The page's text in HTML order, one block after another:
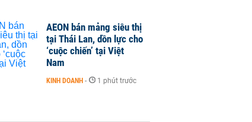
AEON bán mảng siêu thị
tại Thái Lan, dồn lực cho
‘cuộc chiến’ tại Việt
Nam
KINH DOANH - 1 phút trước